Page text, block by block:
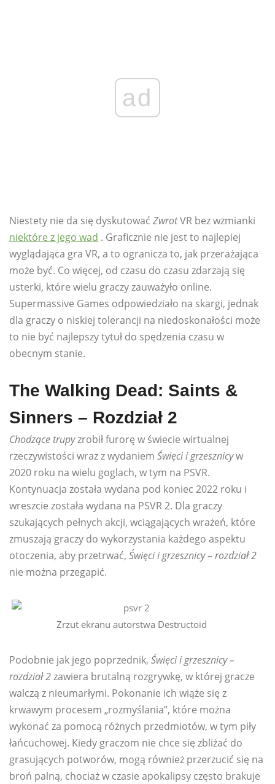
ad
Niestety nie da się dyskutować ZwrotVR bez wzmianki
niektóre z jego wad . Graficznie nie jest to najlepiej
wyglądająca gra VR, a to ogranicza to, jak przerażająca
może być. Co więcej, od czasu do czasu zdarzają się
usterki, które wielu graczy zauważyło online.
Supermassive Games odpowiedziało na skargi, jednak
dla graczy o niskiej tolerancji na niedoskonałości może
to nie być najlepszy tytuł do spędzenia czasu w
obecnym stanie.
The Walking Dead: Saints &
Sinners – Rozdział 2
Chodzące trupyzrobił furorę w świecie wirtualnej
rzeczywistości wraz z wydaniem Święci i grzesznicyw
2020 roku na wielu goglach, w tym na PSVR.
Kontynuacja została wydana pod koniec 2022 roku i
wreszcie została wydana na PSVR 2. Dla graczy
szukających pełnych akcji, wciągających wrażeń, które
zmuszają graczy do wykorzystania każdego aspektu
otoczenia, aby przetrwać, Święci i grzesznicy – ​​rozdział 2
nie można przegapić.
Zrzut ekranu autorstwa Destructoid
Podobnie jak jego poprzednik, Święci i grzesznicy – ​​
rozdział 2zawiera brutalną rozgrywkę, w której gracze
walczą z nieumarłymi. Pokonanie ich wiąże się z
krwawym procesem „rozmyślania”, które można
wykonać za pomocą różnych przedmiotów, w tym piły
łańcuchowej. Kiedy graczom nie chce się zbliżać do
grasujących potworów, mogą również przerzucić się na
broń palną, chociaż w czasie apokalipsy często brakuje